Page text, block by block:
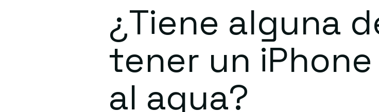
¿Tiene alguna
tener un
al agua?